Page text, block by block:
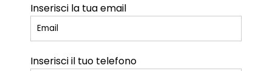
Inserisci la tua email
Inserisci il tuo telefono